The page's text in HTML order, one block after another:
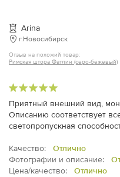
Arina
г.Новосибирск
Отзыв на похожий товар:
Римская штора Фатлин (серо-бежевый)
Приятный внешний вид,
Описанию соответствует
светопропускная
Качество:
Отлично
Фотографии и описание:
Цена/качество:
Отлично